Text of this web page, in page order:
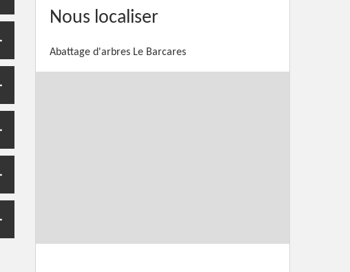
Nous localiser
Abattage d'arbres Le Barcares